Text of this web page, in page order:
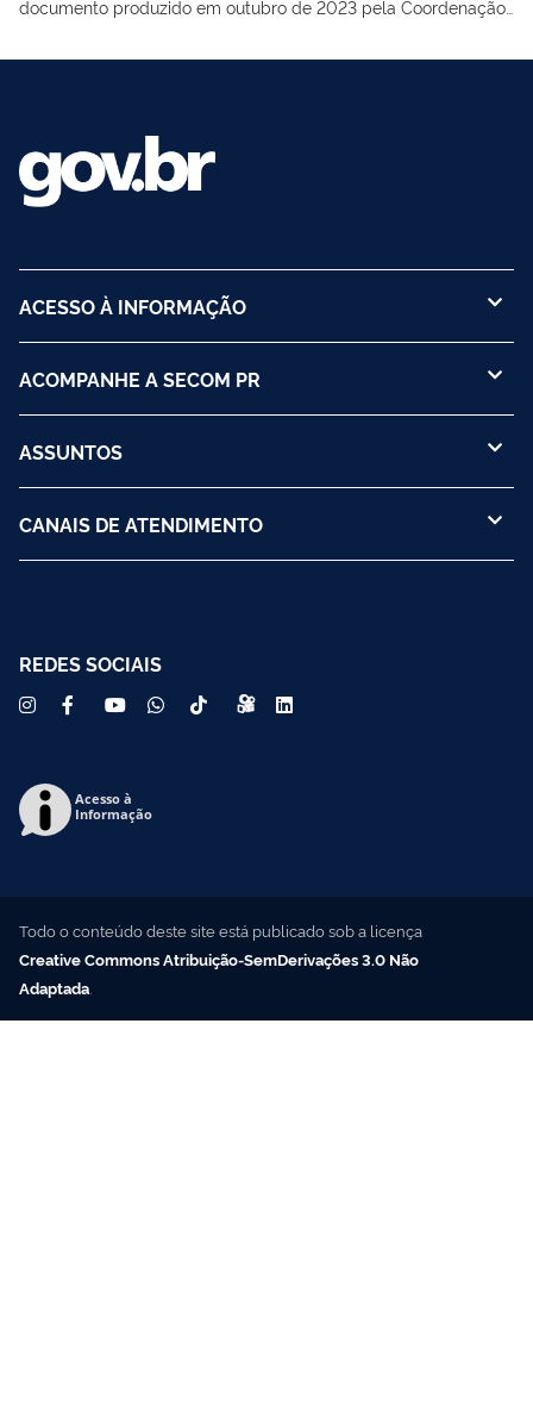
documento produzido em outubro de 2023 pela Coordenação-
Rede e Educação Midiática (Secretaria de Políticas Digitais da
ACESSO À INFORMAÇÃO
ACOMPANHE A SECOM PR
ASSUNTOS
CANAIS DE ATENDIMENTO
REDES SOCIAIS
Acesso à
Informação
Todo o conteúdo deste site está publicado sob a licença
Creative Commons Atribuição-SemDerivações 3.0 Não
Adaptada